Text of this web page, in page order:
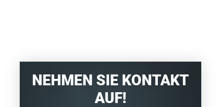
NEHMEN SIE KONTAKT
AUF!